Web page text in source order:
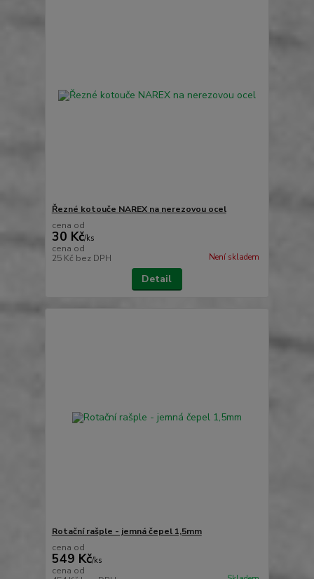
Řezné kotouče NAREX na nerezovou ocel
cena od
30 Kč/ks
cena od
25 Kč bez DPH Není skladem
Detail
Rotační rašple - jemná čepel 1,5mm
cena od
549 Kč/ks
cena od